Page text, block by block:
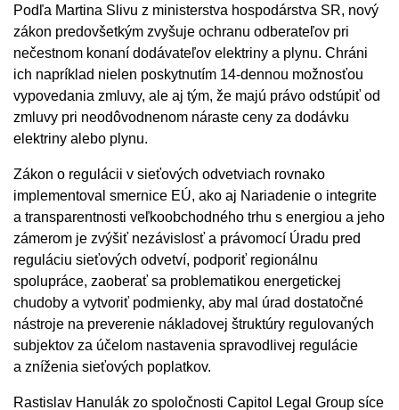
Podľa Martina Slivu z ministerstva hospodárstva SR, nový
zákon predovšetkým zvyšuje ochranu odberateľov pri
nečestnom konaní dodávateľov elektriny a plynu. Chráni
ich napríklad nielen poskytnutím 14-dennou možnosťou
vypovedania zmluvy, ale aj tým, že majú právo odstúpiť od
zmluvy pri neodôvodnenom náraste ceny za dodávku
elektriny alebo plynu.
Zákon o regulácii v sieťových odvetviach rovnako
implementoval smernice EÚ, ako aj Nariadenie o integrite
a transparentnosti veľkoobchodného trhu s energiou a jeho
zámerom je zvýšiť nezávislosť a právomocí Úradu pred
reguláciu sieťových odvetví, podporiť regionálnu
spolupráce, zaoberať sa problematikou energetickej
chudoby a vytvoriť podmienky, aby mal úrad dostatočné
nástroje na preverenie nákladovej štruktúry regulovaných
subjektov za účelom nastavenia spravodlivej regulácie
a zníženia sieťových poplatkov.
Rastislav Hanulák zo spoločnosti Capitol Legal Group síce